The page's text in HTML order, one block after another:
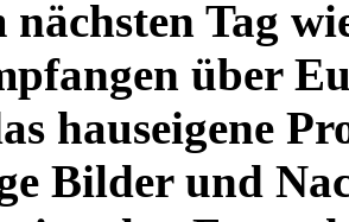
nächsten Tag
über
hauseigene
Bilder und